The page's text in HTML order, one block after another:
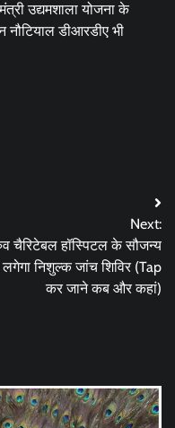
उद्यमशाला योजना के
नौटियाल डीआरडीए भी
Next:
चैरिटेबल हॉस्पिटल के सौजन्य
निशुल्क जांच शिविर (Tap
कर जाने कब और कहां)